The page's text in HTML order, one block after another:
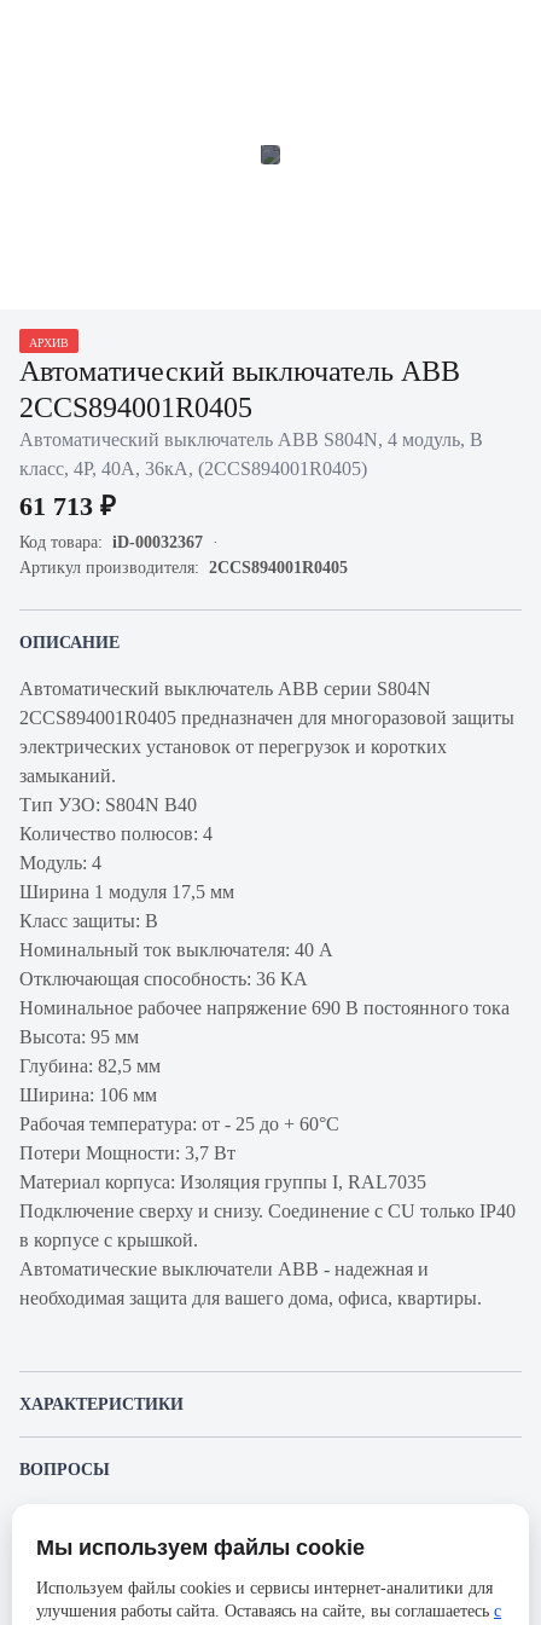
АРХИВ
Автоматический выключатель ABB
2CCS894001R0405
Автоматический выключатель ABB S804N, 4 модуль, B
класс, 4P, 40А, 36кА, (2CCS894001R0405)
61 713 ₽
Код товара: iD-00032367
Артикул производителя: 2CCS894001R0405
ОПИСАНИЕ
Автоматический выключатель ABB серии S804N
2CCS894001R0405 предназначен для многоразовой защиты
электрических установок от перегрузок и коротких
замыканий.
Тип УЗО: S804N B40
Количество полюсов: 4
Модуль: 4
Ширина 1 модуля 17,5 мм
Класс защиты: B
Номинальный ток выключателя: 40 А
Отключающая способность: 36 КА
Номинальное рабочее напряжение 690 В постоянного тока
Высота: 95 мм
Глубина: 82,5 мм
Ширина: 106 мм
Рабочая температура: от - 25 до + 60°С
Потери Мощности: 3,7 Вт
Материал корпуса: Изоляция группы I, RAL7035
Подключение сверху и снизу. Соединение с CU только IP40
в корпусе с крышкой.
Автоматические выключатели ABB - надежная и
необходимая защита для вашего дома, офиса, квартиры.
ХАРАКТЕРИСТИКИ
Производитель
Серия
S804N
ВОПРОСЫ
Пожалуйста, авторизуйтесь, чтобы иметь
Представленные изображения и характеристики могут отличаться от реального
без предварительного уведомления. Компания АйДистрибьют не несёт
ответственности в случае не соответствия текущей модели товаров фотографиям,
Мы используем файлы cookie
Используем файлы cookies и сервисы интернет-аналитики для
улучшения работы сайта. Оставаясь на сайте, вы соглашаетесь с